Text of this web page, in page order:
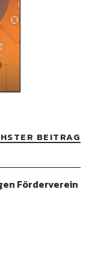
BEITRAG
Förderverein